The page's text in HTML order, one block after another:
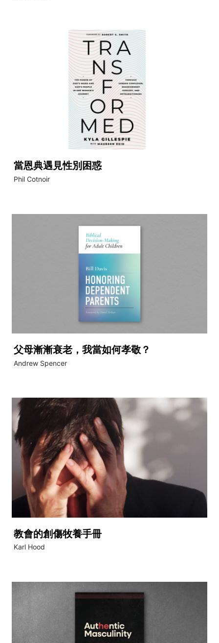
當恩典遇見性別困惑
Phil Cotnoir
父母漸漸衰老，我當如何孝敬？
Andrew Spencer
教會的創傷牧養手冊
Karl Hood